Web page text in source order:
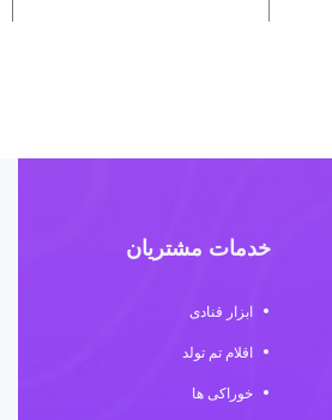
خدمات مشتریان
ابزار قنادی
اقلام تم تولد
خوراکی ها